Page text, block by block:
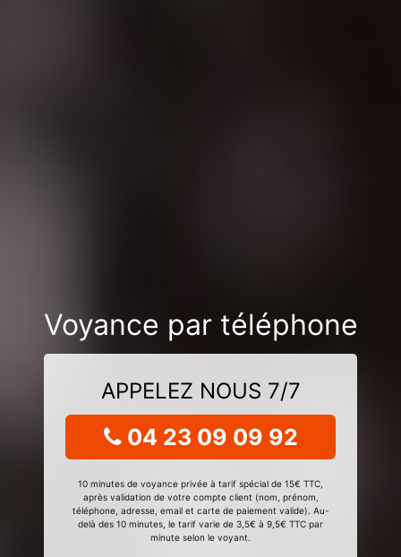
Voyance par téléphone
APPELEZ NOUS 7/7
04 23 09 09 92
10 minutes de voyance privée à tarif spécial de 15€ TTC,
après validation de votre compte client (nom, prénom,
téléphone, adresse, email et carte de paiement valide). Au-
delà des 10 minutes, le tarif varie de 3,5€ à 9,5€ TTC par
minute selon le voyant.